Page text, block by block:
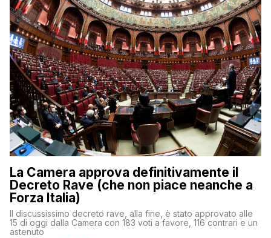
La Camera approva definitivamente il
Decreto Rave (che non piace neanche a
Forza Italia)
Il discussissimo decreto rave, alla fine, è stato approvato alle
15 di oggi dalla Camera con 183 voti a favore, 116 contrari e un
astenuto